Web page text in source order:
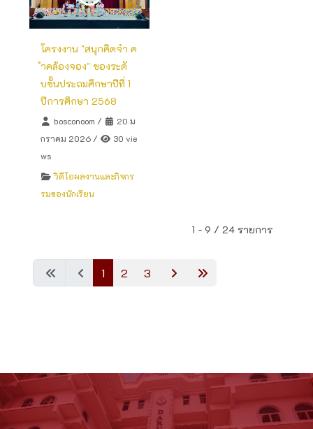
โครงงาน "สนุกคิดจำ ค
ำคล้องจอง" ของระดั
บชั้นประถมศึกษาปีที่ 1
ปีการศึกษา 2568
bosconoom /
20 ม
กราคม 2026 /
30 vie
ws
วิดีโอผลงานและกิจกร
รมของนักเรียน
1 - 9 / 24 รายการ
1 2 3